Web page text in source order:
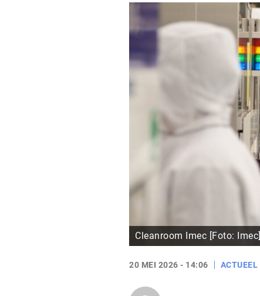
Cleanroom Imec [Foto: Imec]
20 MEI 2026 - 14:06 ACTUEEL